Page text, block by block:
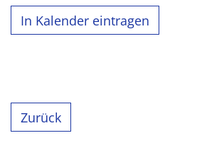
In Kalender eintragen
Zurück